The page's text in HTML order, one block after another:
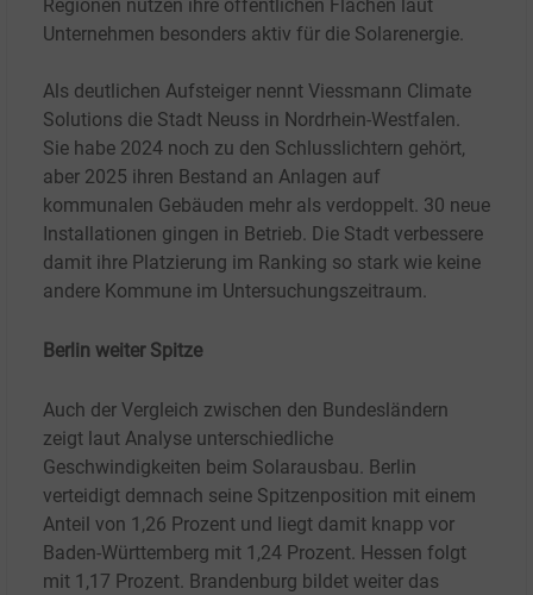
Regionen nutzen ihre öffentlichen Flächen laut
Unternehmen besonders aktiv für die Solarenergie.
Als deutlichen Aufsteiger nennt Viessmann Climate
Solutions die Stadt Neuss in Nordrhein-Westfalen.
Sie habe 2024 noch zu den Schlusslichtern gehört,
aber 2025 ihren Bestand an Anlagen auf
kommunalen Gebäuden mehr als verdoppelt. 30 neue
Installationen gingen in Betrieb. Die Stadt verbessere
damit ihre Platzierung im Ranking so stark wie keine
andere Kommune im Untersuchungszeitraum.
Berlin weiter Spitze
Auch der Vergleich zwischen den Bundesländern
zeigt laut Analyse unterschiedliche
Geschwindigkeiten beim Solarausbau. Berlin
verteidigt demnach seine Spitzenposition mit einem
Anteil von 1,26 Prozent und liegt damit knapp vor
Baden-Württemberg mit 1,24 Prozent. Hessen folgt
mit 1,17 Prozent. Brandenburg bildet weiter das